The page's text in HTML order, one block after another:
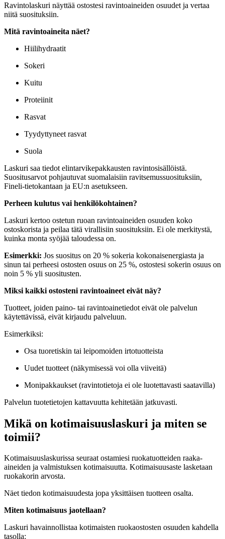
Ravintolaskuri näyttää ostostesi ravintoaineiden osuudet ja vertaa
niitä suosituksiin.
Mitä ravintoaineita näet?
Hiilihydraatit
Sokeri
Kuitu
Proteiinit
Rasvat
Tyydyttyneet rasvat
Suola
Laskuri saa tiedot elintarvikepakkausten ravintosisällöistä.
Suositusarvot pohjautuvat suomalaisiin ravitsemussuosituksiin,
Fineli-tietokantaan ja EU:n asetukseen.
Perheen kulutus vai henkilökohtainen?
Laskuri kertoo ostetun ruoan ravintoaineiden osuuden koko
ostoskorista ja peilaa tätä virallisiin suosituksiin. Ei ole merkitystä,
kuinka monta syöjää taloudessa on.
Esimerkki: Jos suositus on 20 % sokeria kokonaisenergiasta ja
sinun tai perheesi ostosten osuus on 25 %, ostostesi sokerin osuus on
noin 5 % yli suositusten.
Miksi kaikki ostosteni ravintoaineet eivät näy?
Tuotteet, joiden paino- tai ravintoainetiedot eivät ole palvelun
käytettävissä, eivät kirjaudu palveluun.
Esimerkiksi:
Osa tuoretiskin tai leipomoiden irtotuotteista
Uudet tuotteet (näkymisessä voi olla viiveitä)
Monipakkaukset (ravintotietoja ei ole luotettavasti saatavilla)
Palvelun tuotetietojen kattavuutta kehitetään jatkuvasti.
Mikä on kotimaisuuslaskuri ja miten se
toimii?
Kotimaisuuslaskurissa seuraat ostamiesi ruokatuotteiden raaka-
aineiden ja valmistuksen kotimaisuutta. Kotimaisuusaste lasketaan
ruokakorin arvosta.
Näet tiedon kotimaisuudesta jopa yksittäisen tuotteen osalta.
Miten kotimaisuus jaotellaan?
Laskuri havainnollistaa kotimaisten ruokaostosten osuuden kahdella
tasolla: